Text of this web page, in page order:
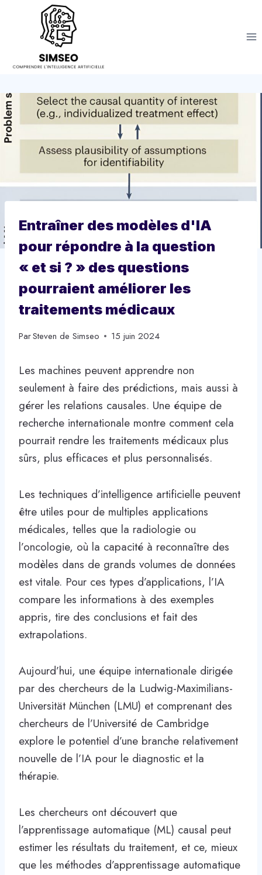
Entraîner des modèles d'IA
pour répondre à la question
« et si ? » des questions
pourraient améliorer les
traitements médicaux
ParSteven de Simseo 15 juin 2024
Les machines peuvent apprendre non
seulement à faire des prédictions, mais aussi à
gérer les relations causales. Une équipe de
recherche internationale montre comment cela
pourrait rendre les traitements médicaux plus
sûrs, plus efficaces et plus personnalisés.
Les techniques d’intelligence artificielle peuvent
être utiles pour de multiples applications
médicales, telles que la radiologie ou
l’oncologie, où la capacité à reconnaître des
modèles dans de grands volumes de données
est vitale. Pour ces types d’applications, l’IA
compare les informations à des exemples
appris, tire des conclusions et fait des
extrapolations.
Aujourd’hui, une équipe internationale dirigée
par des chercheurs de la Ludwig-Maximilians-
Universität München (LMU) et comprenant des
chercheurs de l’Université de Cambridge
explore le potentiel d’une branche relativement
nouvelle de l’IA pour le diagnostic et la
thérapie.
Les chercheurs ont découvert que
l’apprentissage automatique (ML) causal peut
estimer les résultats du traitement, et ce, mieux
que les méthodes d’apprentissage automatique